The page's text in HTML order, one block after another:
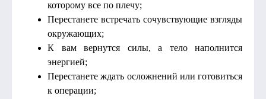
которому все по плечу;
Перестанете встречать сочувствующие взгляды
окружающих;
К вам вернутся силы, а тело наполнится
энергией;
Перестанете ждать осложнений или готовиться
к операции;